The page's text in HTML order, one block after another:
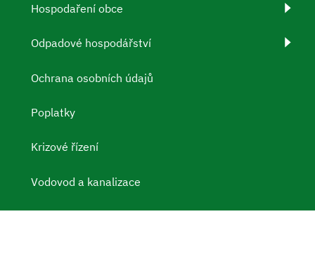
Hospodaření obce
Odpadové hospodářství
Ochrana osobních údajů
Poplatky
Krizové řízení
Vodovod a kanalizace